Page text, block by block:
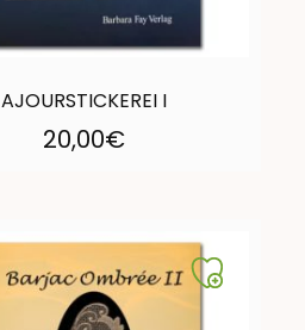
AJOURSTICKEREI I
20,00€